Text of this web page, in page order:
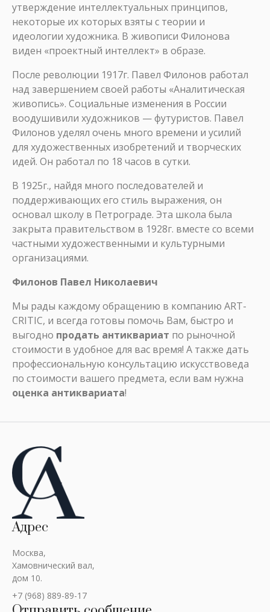
утверждение интеллектуальных принципов,
некоторые их которых взяты с теории и
идеологии художника. В живописи Филонова
виден «проектный интеллект» в образе.
После революции 1917г. Павел Филонов работал
над завершением своей работы «Аналитическая
живопись». Социальные изменения в России
воодушивили художников — футуристов. Павел
Филонов уделял очень много времени и усилий
для художественных изобретений и творческих
идей. Он работал по 18 часов в сутки.
В 1925г., найдя много последователей и
поддерживающих его стиль выражения, он
основал школу в Петрограде. Эта школа была
закрыта правительством в 1928г. вместе со всеми
частными художественными и культурными
организациями.
Филонов Павел Николаевич
Мы рады каждому обращению в компанию ART-
CRITIC, и всегда готовы помочь Вам, быстро и
выгодно продать антиквариат по рыночной
стоимости в удобное для вас время! А также дать
профессиональную консультацию искусствоведа
по стоимости вашего предмета, если вам нужна
оценка антиквариата!
Адрес
Москва,
Хамовнический вал,
дом 10.
+7 (968) 889-89-17